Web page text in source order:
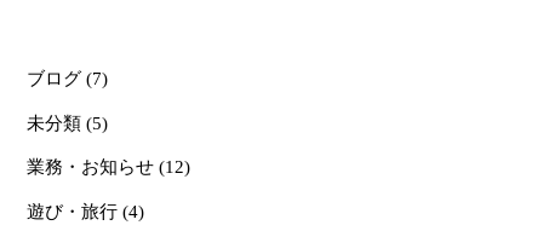
ブログ (7)
未分類 (5)
業務・お知らせ (12)
遊び・旅行 (4)